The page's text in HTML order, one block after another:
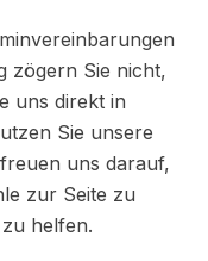
zögern Sie nicht,
uns direkt in
Sie unsere
uns darauf,
zur Seite zu
helfen.